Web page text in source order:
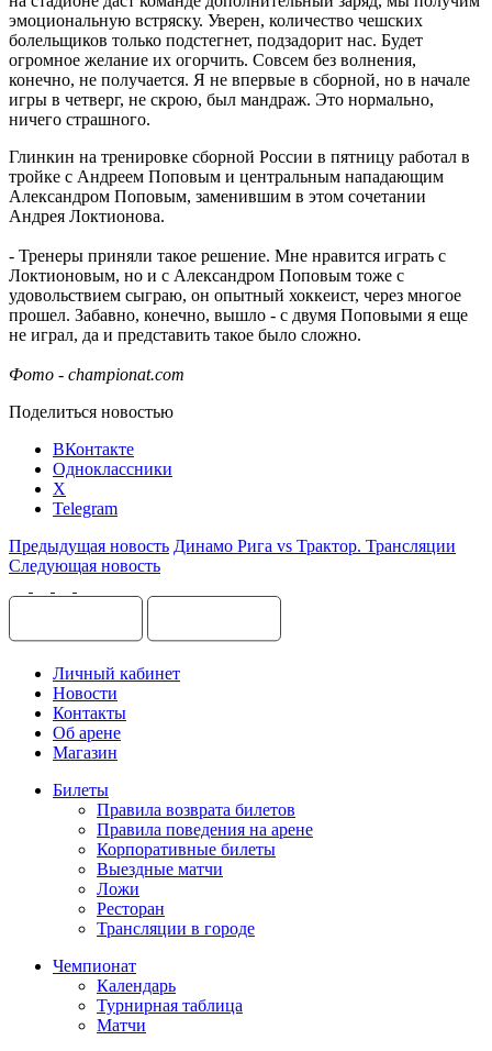
эмоциональную встряску. Уверен, количество чешских
болельщиков только подстегнет, подзадорит нас. Будет
огромное желание их огорчить. Совсем без волнения,
конечно, не получается. Я не впервые в сборной, но в начале
игры в четверг, не скрою, был мандраж. Это нормально,
ничего страшного.
Глинкин на тренировке сборной России в пятницу работал в
тройке с Андреем Поповым и центральным нападающим
Александром Поповым, заменившим в этом сочетании
Андрея Локтионова.
- Тренеры приняли такое решение. Мне нравится играть с
Локтионовым, но и с Александром Поповым тоже с
удовольствием сыграю, он опытный хоккеист, через многое
прошел. Забавно, конечно, вышло - с двумя Поповыми я еще
не играл, да и представить такое было сложно.
Фото - championat.com
Поделиться новостью
ВКонтакте
Одноклассники
X
Telegram
Предыдущая новость Динамо Рига vs Трактор. Трансляции
Следующая новость
Личный кабинет
Новости
Контакты
Об арене
Магазин
Билеты
Правила возврата билетов
Правила поведения на арене
Корпоративные билеты
Выездные матчи
Ложи
Ресторан
Трансляции в городе
Чемпионат
Календарь
Турнирная таблица
Матчи